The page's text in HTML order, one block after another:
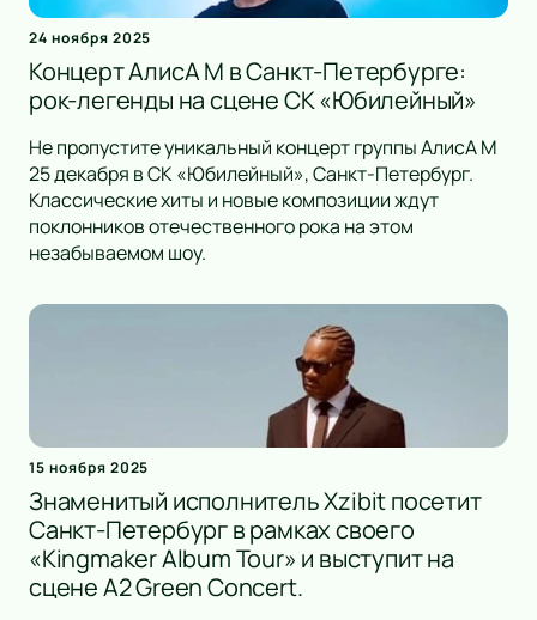
24 ноября 2025
Концерт АлисА М в Санкт-Петербурге:
рок-легенды на сцене СК «Юбилейный»
Не пропустите уникальный концерт группы АлисА М
25 декабря в СК «Юбилейный», Санкт-Петербург.
Классические хиты и новые композиции ждут
поклонников отечественного рока на этом
незабываемом шоу.
15 ноября 2025
Знаменитый исполнитель Xzibit посетит
Санкт-Петербург в рамках своего
«Kingmaker Album Tour» и выступит на
сцене А2 Green Concert.